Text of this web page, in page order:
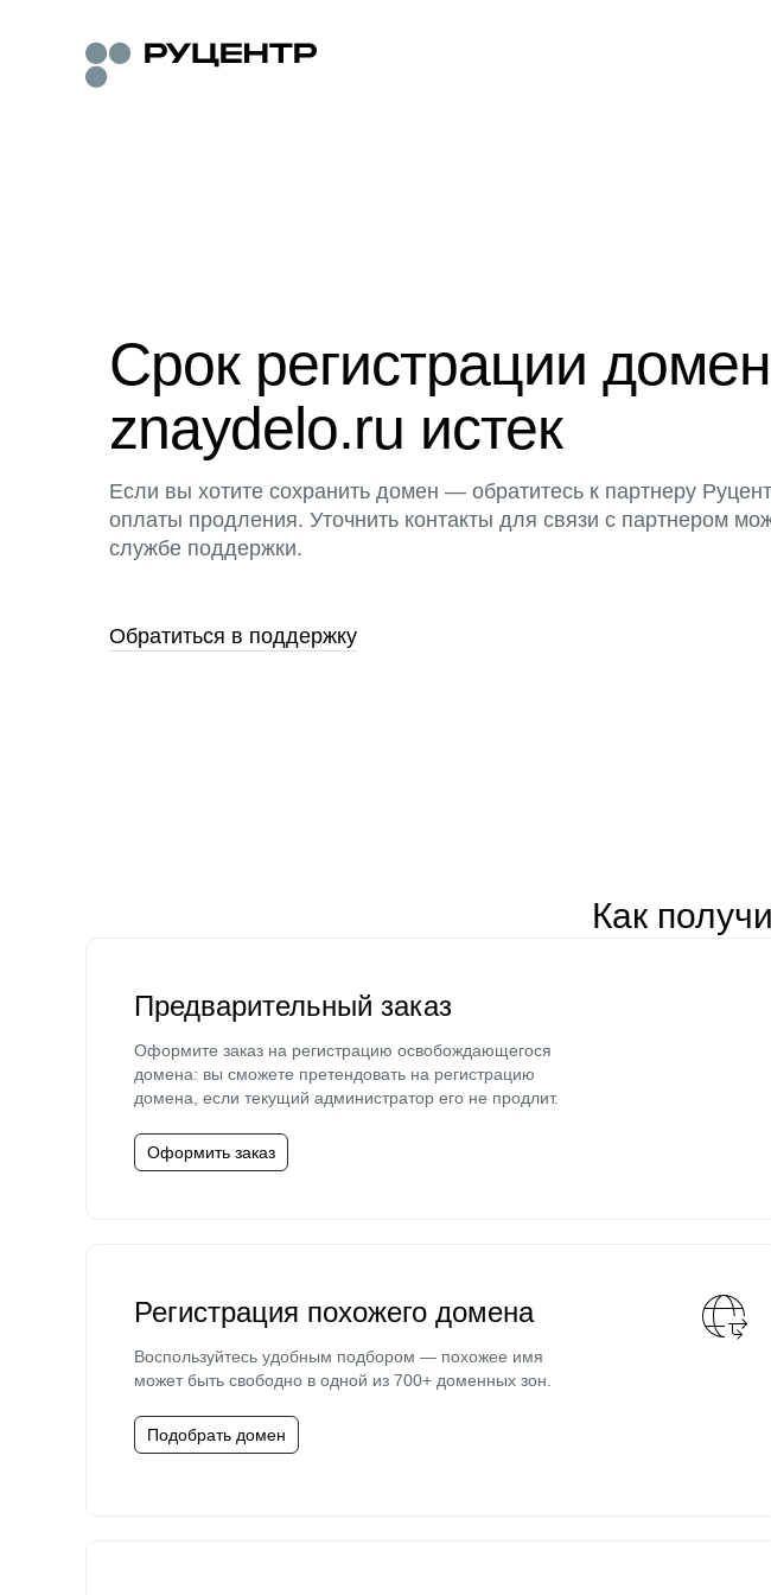
Срок регистрации
znaydelo.ru истек
Если вы хотите сохранить домен — обратитесь к партнеру
оплаты продления. Уточнить контакты для связи с партнером
службе поддержки.
Обратиться в поддержку
Как
Предварительный заказ
Оформите заказ на регистрацию освобождающегося
домена: вы сможете претендовать на регистрацию
домена, если текущий администратор его не продлит.
Оформить заказ
Регистрация похожего домена
Воспользуйтесь удобным подбором — похожее имя
может быть свободно в одной из 700+ доменных зон.
Подобрать домен